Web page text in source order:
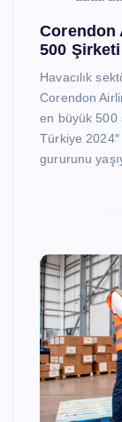
Corendon
500
Havacılık
Corendon
en büyük 500
Türkiye 2024″
gururunu